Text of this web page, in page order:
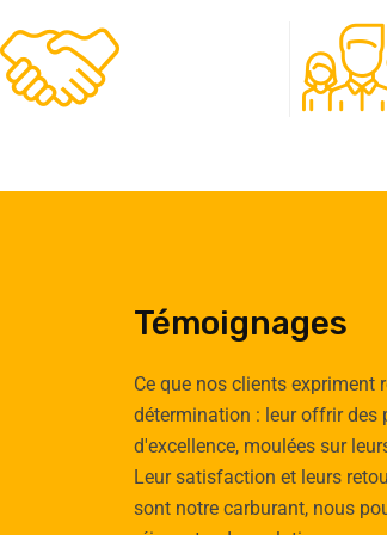
Témoignages
Ce que nos clients expriment
détermination : leur offrir des
d'excellence, moulées sur
Leur satisfaction et leurs
sont notre carburant, nous
Emilie
Cauchy
Cliente